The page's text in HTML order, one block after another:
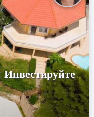
Инвестируйте